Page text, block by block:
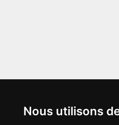
Nous utilisons